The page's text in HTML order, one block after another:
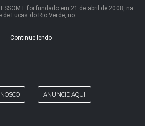
foi fundado em 21 de abril de 2008, na
de Lucas do Rio Verde, no...
Continue lendo
ANUNCIE AQUI